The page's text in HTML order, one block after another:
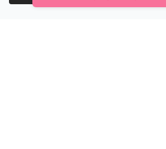
Časté otázky